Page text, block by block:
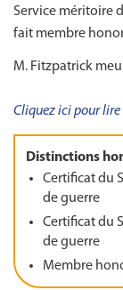
Service méritoire
fait membre
M. Fitzpatrick
Cliquez ici pour
Distinctions
Certificat du
de guerre
Certificat du
de guerre
Membre